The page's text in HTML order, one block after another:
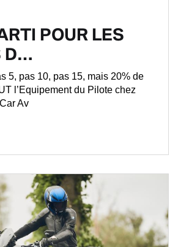
POUR LES
D…
5, pas 10, pas 15, mais 20% de
l’Equipement du Pilote chez
Av